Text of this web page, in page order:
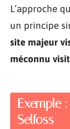
L’approche
un principe
site majeur
méconnu
Exemple
Selfoss